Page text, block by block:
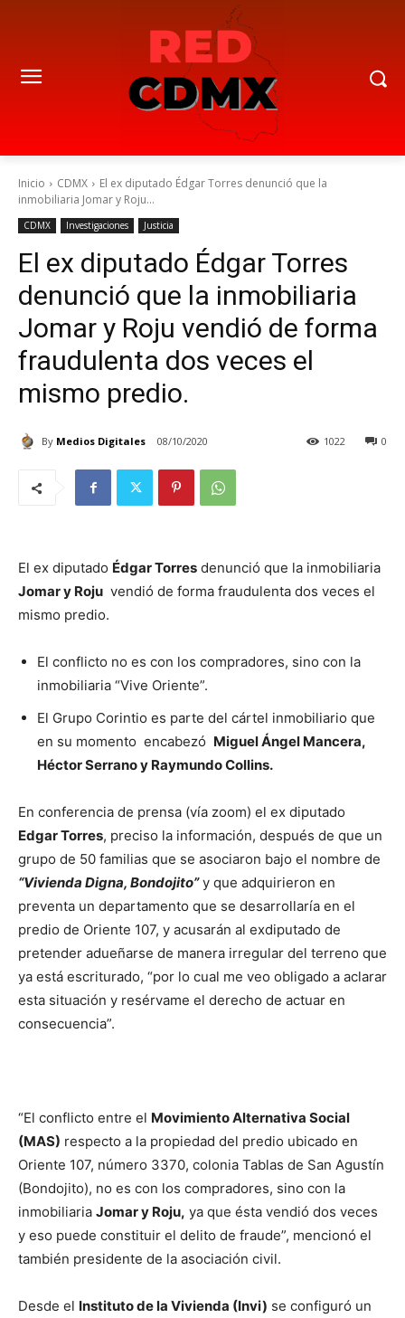
Inicio CDMX
El ex diputado Édgar Torres denunció que la
inmobiliaria Jomar y Roju...
CDMX Investigaciones Justicia
El ex diputado Édgar Torres
denunció que la inmobiliaria
Jomar y Roju vendió de forma
fraudulenta dos veces el
mismo predio.
By Medios Digitales 08/10/2020 0
1022
El ex diputado Édgar Torres denunció que la inmobiliaria
Jomar y Roju vendió de forma fraudulenta dos veces el
mismo predio.
El conflicto no es con los compradores, sino con la
inmobiliaria “Vive Oriente”.
El Grupo Corintio es parte del cártel inmobiliario que
en su momento encabezó Miguel Ángel Mancera,
Héctor Serrano y Raymundo Collins.
En conferencia de prensa (vía zoom) el ex diputado
Edgar Torres, preciso la información, después de que un
grupo de 50 familias que se asociaron bajo el nombre de
“Vivienda Digna, Bondojito” y que adquirieron en
preventa un departamento que se desarrollaría en el
predio de Oriente 107, y acusarán al exdiputado de
pretender adueñarse de manera irregular del terreno que
ya está escriturado, “por lo cual me veo obligado a aclarar
esta situación y resérvame el derecho de actuar en
consecuencia”.
“El conflicto entre el Movimiento Alternativa Social
(MAS) respecto a la propiedad del predio ubicado en
Oriente 107, número 3370, colonia Tablas de San Agustín
(Bondojito), no es con los compradores, sino con la
inmobiliaria Jomar y Roju, ya que ésta vendió dos veces
y eso puede constituir el delito de fraude”, mencionó el
también presidente de la asociación civil.
Desde el Instituto de la Vivienda (Invi) se configuró un